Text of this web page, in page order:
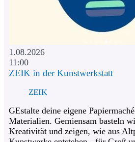
1.08.2026
11:00
ZEIK in der Kunstwerkstatt
ZEIK
GEstalte deine eigene
Materialien. Gemiensam basteln
Kreativität und zeigen, wie aus